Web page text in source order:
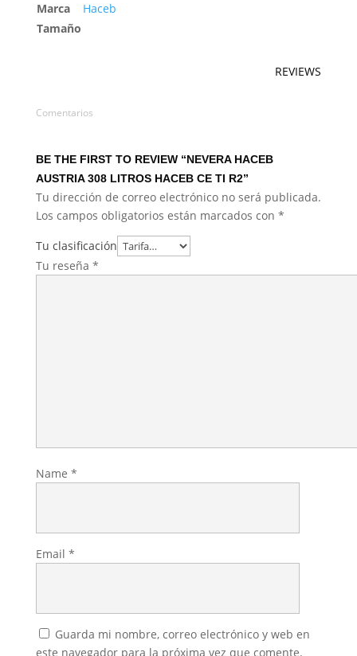
Marca
Haceb
Tamaño
REVIEWS
Comentarios
BE THE FIRST TO REVIEW “NEVERA HACEB
AUSTRIA 308 LITROS HACEB CE TI R2”
Tu dirección de correo electrónico no será publicada.
Los campos obligatorios están marcados con *
Tu clasificación
Tu reseña *
Name *
Email *
Guarda mi nombre, correo electrónico y web en
este navegador para la próxima vez que comente.